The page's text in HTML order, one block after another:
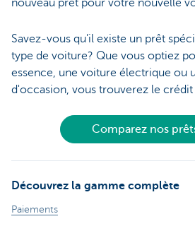
nouveau prêt pour votre nouvelle
Savez-vous qu’il existe un prêt
type de voiture? Que vous optiez
essence, une voiture électrique ou
d'occasion, vous trouverez le crédit
Comparez nos
Découvrez la gamme complète
Paiements